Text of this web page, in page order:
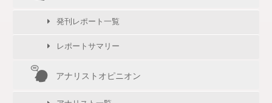
発刊レポート一覧
レポートサマリー
アナリストオピニオン